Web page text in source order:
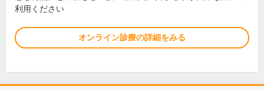
利用ください
オンライン診療の詳細をみる